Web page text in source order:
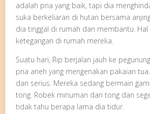
adalah pria yang baik, tapi dia
suka berkeliaran di hutan bersama
dia tinggal di rumah dan membantu.
ketegangan di rumah mereka.
Suatu hari, Rip berjalan jauh ke
pria aneh yang mengenakan pakaian
dan serius. Mereka sedang bermain
tong. Robek minuman dari tong dan
tidak tahu berapa lama dia tidur.